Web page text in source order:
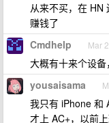
从来不买，在 HN
赚钱了
Cmdhelp Mar
大概有十来个设
yousaisama
我只有 iPhone 和
才上 AC+，以前